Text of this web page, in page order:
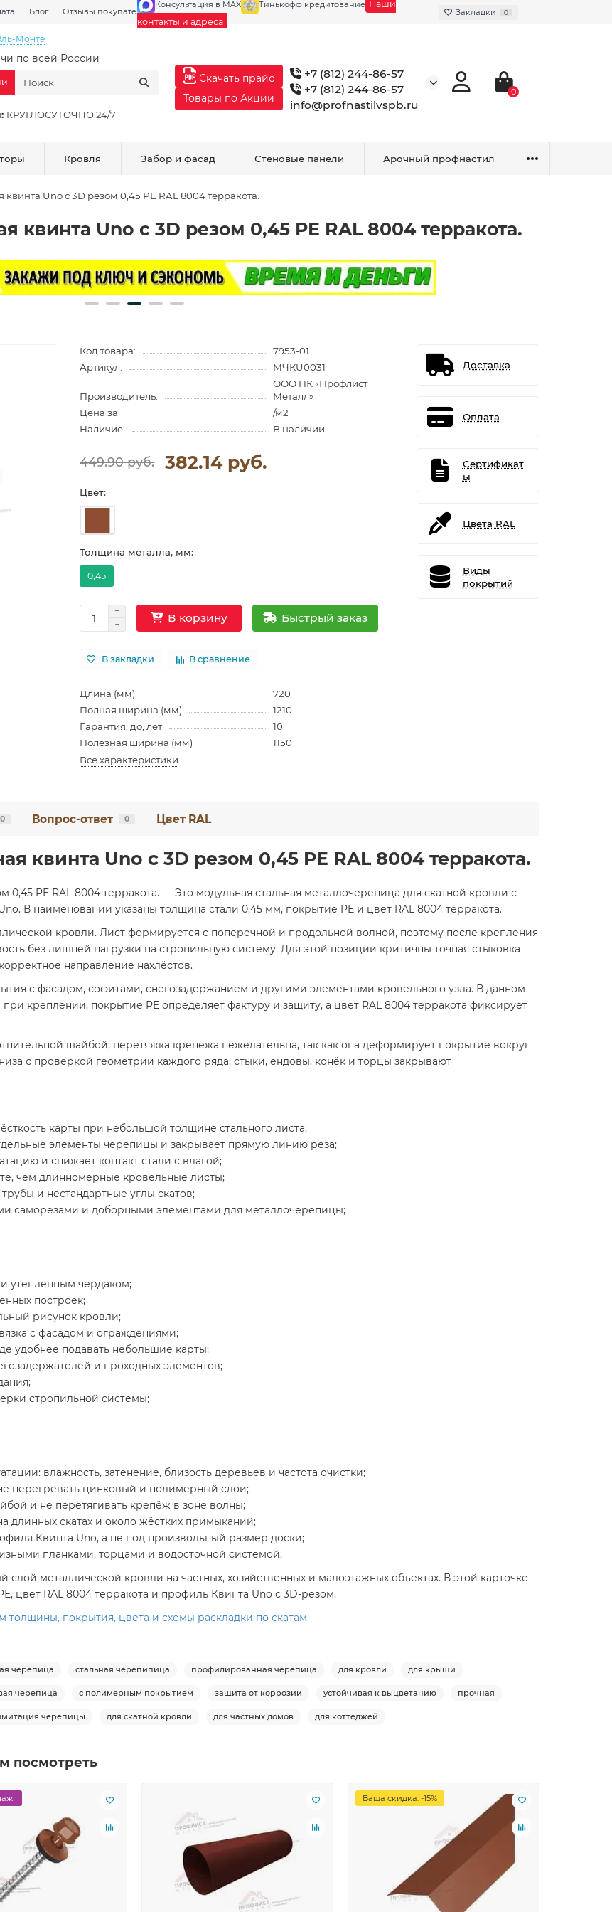
Блог Отзывы покупателей Галерея
Консультация в MAX Тинькофф кредитование Наши
контакты и адреса
Закладки 0
Монте
по всей России
КРУГЛОСУТОЧНО 24/7
Скачать прайс
Товары по Акции
+7 (812) 244-86-57
+7 (812) 244-86-57
info@profnastilvspb.ru
0
Кровля Забор и фасад Стеновые панели Арочный профнастил
Uno c 3D резом 0,45 PE RAL 8004 терракота.
квинта Uno c 3D резом 0,45 PE RAL 8004 терракота.
Код товара:
7953-01
Артикул:
МЧКU0031
Производитель:
ООО ПК «Профлист
Металл»
Цена за:
/м2
Наличие:
В наличии
449.90 руб. 382.14 руб.
Цвет:
Толщина металла, мм:
0,45
В корзину Быстрый заказ
В закладки В сравнение
Длина (мм)
720
Полная ширина (мм)
1210
Гарантия, до, лет
10
Полезная ширина (мм)
1150
Все характеристики
Доставка
Оплата
Сертификат
ы
Цвета RAL
Виды
покрытий
0 Вопрос-ответ 0 Цвет RAL
квинта Uno c 3D резом 0,45 PE RAL 8004 терракота.
PE RAL 8004 терракота. — Это модульная стальная металлочерепица для скатной кровли с
В наименовании указаны толщина стали 0,45 мм, покрытие PE и цвет RAL 8004 терракота.
кровли. Лист формируется с поперечной и продольной волной, поэтому после крепления
без лишней нагрузки на стропильную систему. Для этой позиции критичны точная стыковка
направление нахлёстов.
с фасадом, софитами, снегозадержанием и другими элементами кровельного узла. В данном
креплении, покрытие PE определяет фактуру и защиту, а цвет RAL 8004 терракота фиксирует
шайбой; перетяжка крепежа нежелательна, так как она деформирует покрытие вокруг
с проверкой геометрии каждого ряда; стыки, ендовы, конёк и торцы закрывают
карты при небольшой толщине стального листа;
элементы черепицы и закрывает прямую линию реза;
и снижает контакт стали с влагой;
чем длинномерные кровельные листы;
и нестандартные углы скатов;
саморезами и доборными элементами для металлочерепицы;
утеплённым чердаком;
построек;
рисунок кровли;
с фасадом и ограждениями;
удобнее подавать небольшие карты;
и проходных элементов;
стропильной системы;
влажность, затенение, близость деревьев и частота очистки;
перегревать цинковый и полимерный слои;
и не перетягивать крепёж в зоне волны;
длинных скатах и около жёстких примыканий;
Квинта Uno, а не под произвольный размер доски;
планками, торцами и водосточной системой;
металлической кровли на частных, хозяйственных и малоэтажных объектах. В этой карточке
цвет RAL 8004 терракота и профиль Квинта Uno с 3D-резом.
покрытия, цвета и схемы раскладки по скатам.
черепица стальная черепипица профилированная черепица для кровли для крыши
черепица с полимерным покрытием защита от коррозии устойчивая к выцветанию прочная
черепицы для скатной кровли для частных домов для коттеджей
посмотреть
Ваша скидка: -15%